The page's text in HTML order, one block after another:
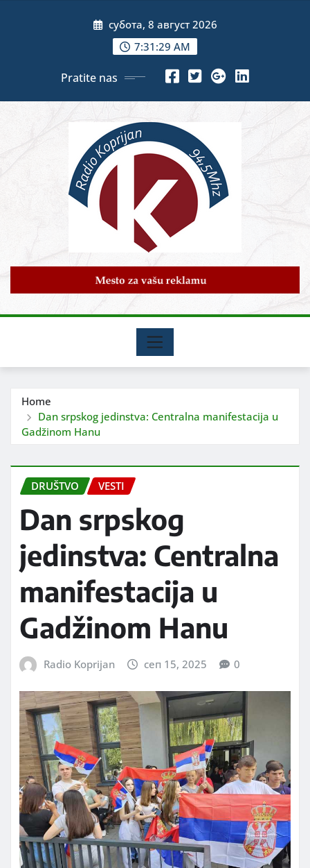
субота, 8 август 2026
7:31:31 AM
Pratite nas
Home
Dan srpskog jedinstva: Centralna manifestacija u
Gadžinom Hanu
DRUŠTVO VESTI
Dan srpskog
jedinstva: Centralna
manifestacija u
Gadžinom Hanu
Radio Koprijan сеп 15, 2025 0